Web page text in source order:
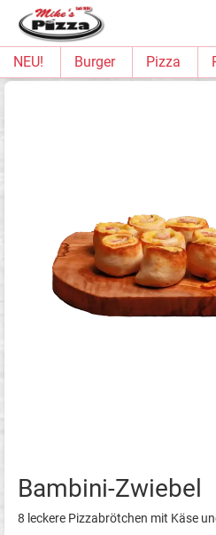
NEU! Burger Pizza
Bambini-Zwiebel
8 leckere Pizzabrötchen mit Käse